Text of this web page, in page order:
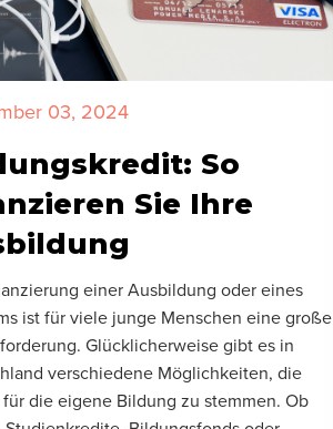
03, 2024
So
Sie Ihre
einer Ausbildung oder eines
ist für viele junge Menschen eine große
Glücklicherweise gibt es in
verschiedene Möglichkeiten, die
für die eigene Bildung zu stemmen. Ob